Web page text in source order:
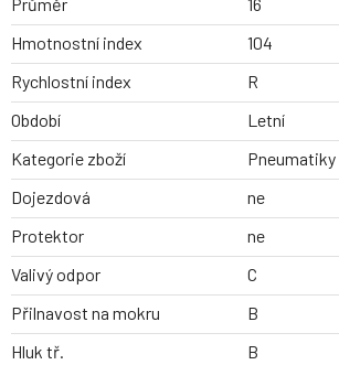
Hmotnostní index
104
Rychlostní index
R
Období
Letní
Kategorie zboží
Pneumatiky
Dojezdová
ne
Protektor
ne
Valivý odpor
C
Přilnavost na mokru
B
Hluk tř.
B